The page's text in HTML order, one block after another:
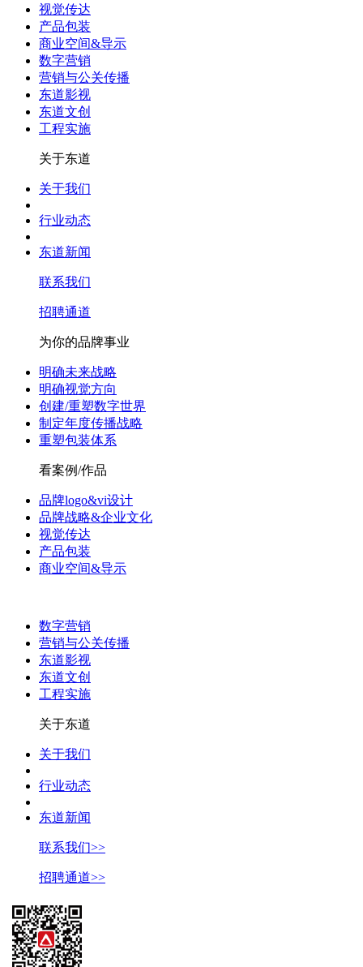
视觉传达
产品包装
商业空间&导示
数字营销
营销与公关传播
东道影视
东道文创
工程实施
关于东道
关于我们
行业动态
东道新闻
联系我们
招聘通道
为你的品牌事业
明确未来战略
明确视觉方向
创建/重塑数字世界
制定年度传播战略
重塑包装体系
看案例/作品
品牌logo&vi设计
品牌战略&企业文化
视觉传达
产品包装
商业空间&导示
数字营销
营销与公关传播
东道影视
东道文创
工程实施
关于东道
关于我们
行业动态
东道新闻
联系我们>>
招聘通道>>